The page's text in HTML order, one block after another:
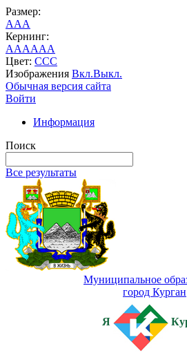
Размер:
AAA
Кернинг:
AAAAAA
Цвет: CCC
Изображения Вкл.Выкл.
Обычная версия сайта
Войти
Информация
Поиск
Все результаты
Муниципальное
город Курган
Я